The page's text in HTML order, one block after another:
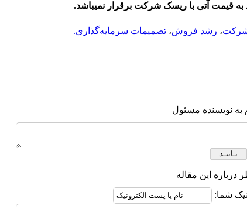
به قیمت آتی با ریسک شرکت برقرار نمی­باشد.
، رشد فروش، تصمیمات سرمایه‌گذاری.
به نویسنده مسئول
درباره این مقاله
شما: